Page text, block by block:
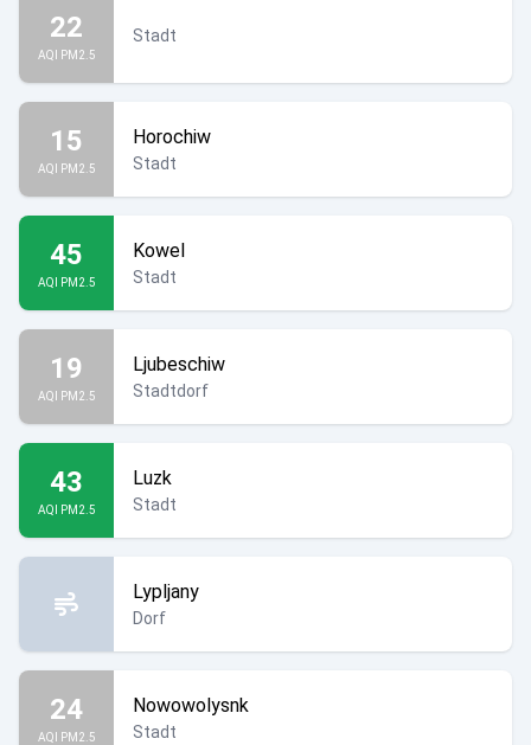
22
AQI PM2.5
Stadt
15
AQI PM2.5
Horochiw
Stadt
45
AQI PM2.5
Kowel
Stadt
19
AQI PM2.5
Ljubeschiw
Stadtdorf
43
AQI PM2.5
Luzk
Stadt
Lypljany
Dorf
24
AQI PM2.5
Nowowolysnk
Stadt